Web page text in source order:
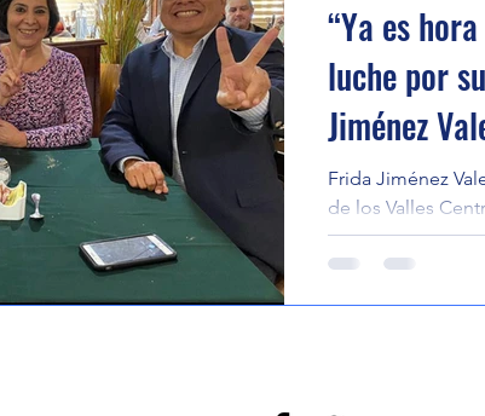
“Ya es
luche por
Jiménez
Frida Jiménez
de los Valles
conocida en la